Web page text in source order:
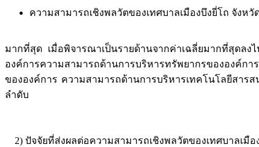
ความสามารถเชิงพลวัตของเทศบาลเมืองบึงยี่โถ จังห
มากที่สุด เมื่อพิจารณาเป็นรายด้านจากค่าเฉลี่ยมากที่สุดล
องค์การความสามารถด้านการบริหารทรัพยากรขององค์กา
ขององค์การ ความสามารถด้านการบริหารเทคโนโลยีสาร
ลำดับ
2) ปัจจัยที่ส่งผลต่อความสามารถเชิงพลวัตของเทศบาลเมื